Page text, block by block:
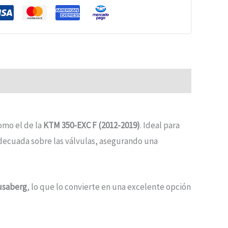
el de la KTM 350-EXC F (2012-2019). Ideal para
sobre las válvulas, asegurando una
, lo que lo convierte en una excelente opción